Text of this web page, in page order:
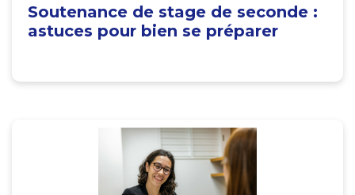
Soutenance de stage de seconde :
astuces pour bien se préparer